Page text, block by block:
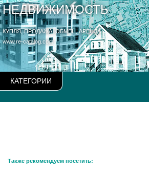
НЕДВИЖИМОСТЬ
КУПЛЯ, ПРОДАЖА, ОБМЕН, АРЕНДА
www.re-catalog.com
КАТЕГОРИИ
Также рекомендуем посетить: